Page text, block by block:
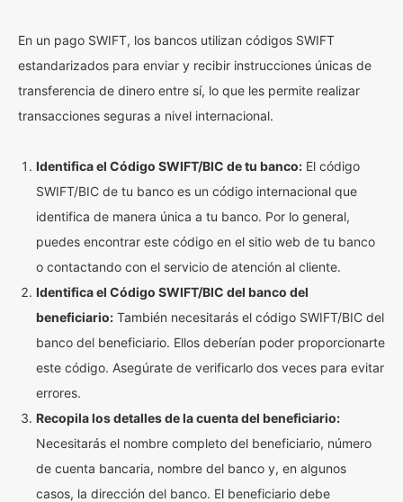
En un pago SWIFT, los bancos utilizan códigos SWIFT
estandarizados para enviar y recibir instrucciones únicas de
transferencia de dinero entre sí, lo que les permite realizar
transacciones seguras a nivel internacional.
Identifica el Código SWIFT/BIC de tu banco: El código
SWIFT/BIC de tu banco es un código internacional que
identifica de manera única a tu banco. Por lo general,
puedes encontrar este código en el sitio web de tu banco
o contactando con el servicio de atención al cliente.
Identifica el Código SWIFT/BIC del banco del
beneficiario: También necesitarás el código SWIFT/BIC del
banco del beneficiario. Ellos deberían poder proporcionarte
este código. Asegúrate de verificarlo dos veces para evitar
errores.
Recopila los detalles de la cuenta del beneficiario:
Necesitarás el nombre completo del beneficiario, número
de cuenta bancaria, nombre del banco y, en algunos
casos, la dirección del banco. El beneficiario debe